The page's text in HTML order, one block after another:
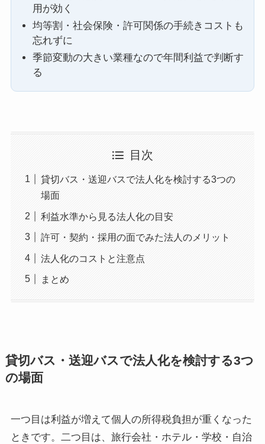
用が効く
均等割・社会保険・許可関係の手続きコストも
忘れずに
季節変動の大きい業種なので年間利益で判断す
る
目次
貸切バス・送迎バスで法人化を検討する3つの
場面
利益水準から見る法人化の目安
許可・契約・採用の面でみた法人のメリット
法人化のコストと注意点
まとめ
貸切バス・送迎バスで法人化を検討する3つ
の場面
一つ目は利益が増えて個人の所得税負担が重くなった
ときです。二つ目は、旅行会社・ホテル・学校・自治